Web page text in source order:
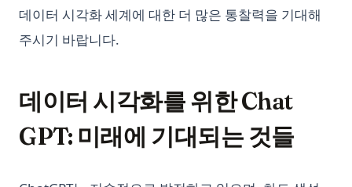
데이터 시각화 세계에 대한 더 많은 통찰력을 기대해
주시기 바랍니다.
데이터 시각화를 위한 Chat
GPT: 미래에 기대되는 것들